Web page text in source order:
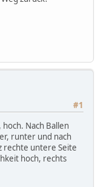
#1
Nach Ballen
runter und nach
rechte untere Seite
hoch, rechts